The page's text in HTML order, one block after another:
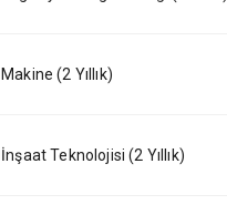
Makine (2 Yıllık)
İnşaat Teknolojisi (2 Yıllık)